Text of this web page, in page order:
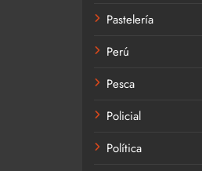
Pastelería
Perú
Pesca
Policial
Política